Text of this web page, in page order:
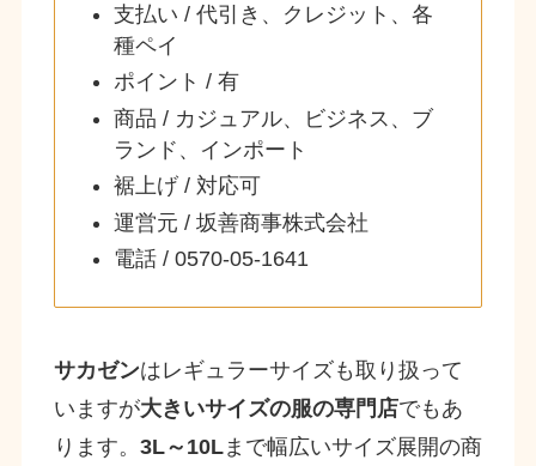
支払い / 代引き、クレジット、各
種ペイ
ポイント / 有
商品 / カジュアル、ビジネス、ブ
ランド、インポート
裾上げ / 対応可
運営元 / 坂善商事株式会社
電話 / 0570-05-1641
サカゼンはレギュラーサイズも取り扱って
いますが大きいサイズの服の専門店でもあ
ります。 3L～10Lまで幅広いサイズ展開の商